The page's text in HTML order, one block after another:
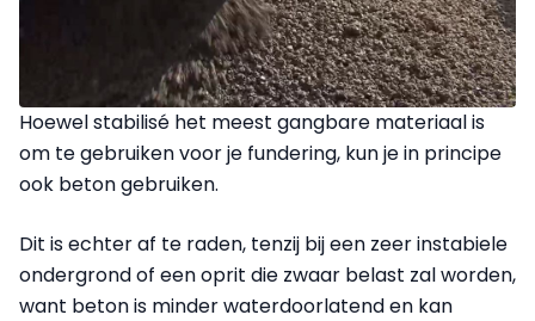
Hoewel stabilisé het meest gangbare materiaal is
om te gebruiken voor je fundering, kun je in principe
ook beton gebruiken.
Dit is echter af te raden, tenzij bij een zeer instabiele
ondergrond of een oprit die zwaar belast zal worden,
want beton is minder waterdoorlatend en kan